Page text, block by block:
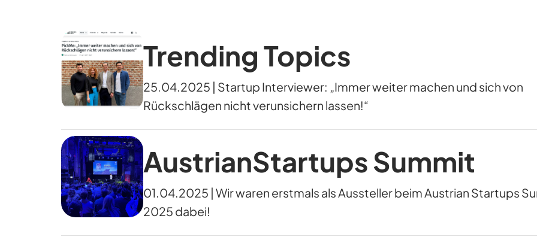
Trending Topics
25.04.2025 | Startup Interviewer: „Immer weiter machen und sich von
Rückschlägen nicht verunsichern lassen!“
AustrianStartups Summit
01.04.2025 | Wir waren erstmals als Aussteller beim Austrian Startups
2025 dabei!